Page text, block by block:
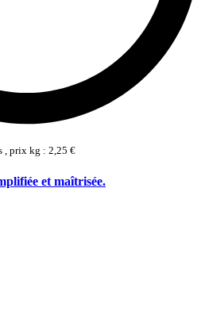
, prix kg : 2,25 €
et maîtrisée.